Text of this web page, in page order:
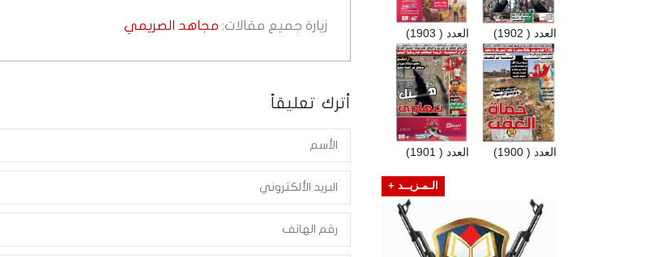
زيارة جميع مقالات: مجاهد الصريمي
أترك تعليقاً
العدد ( 1903) العدد ( 1902)
العدد ( 1901) العدد ( 1900)
الـمـزيــد +